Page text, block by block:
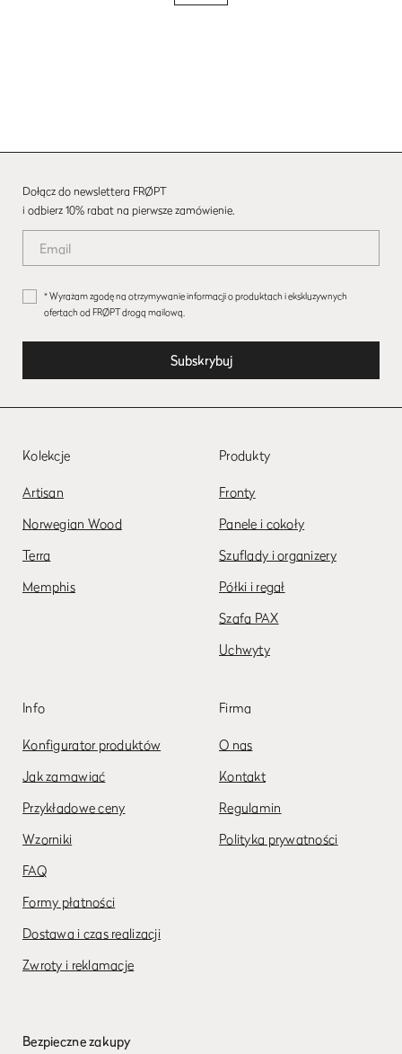
Dołącz do newslettera FRØPT
i odbierz 10% rabat na pierwsze zamówienie.
* Wyrażam zgodę na otrzymywanie informacji o produktach i ekskluzywnych
ofertach od FRØPT drogą mailową.
Kolekcje
Artisan
Norwegian Wood
Terra
Memphis
Produkty
Fronty
Panele i cokoły
Szuflady i organizery
Półki i regał
Szafa PAX
Uchwyty
Info
Konfigurator produktów
Jak zamawiać
Przykładowe ceny
Wzorniki
FAQ
Formy płatności
Dostawa i czas realizacji
Zwroty i reklamacje
Firma
O nas
Kontakt
Regulamin
Polityka prywatności
Bezpieczne zakupy